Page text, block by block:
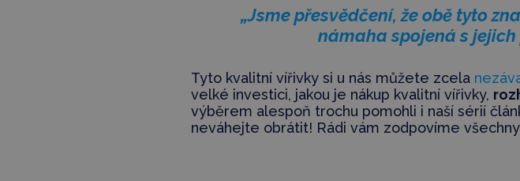
„Jsme přesvědčení, že obě tyto
námaha spojená s
Tyto kvalitní vířivky si u nás můžete zcela
velké investici, jakou je nákup kvalitní vířivky,
výběrem alespoň trochu pomohli i naší sérií
neváhejte obrátit! Rádi vám zodpovíme